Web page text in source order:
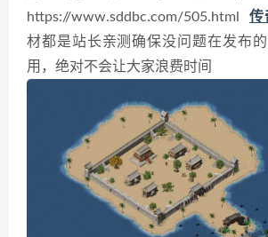
https://www.sddbc.com/505.html 传
材都是站长亲测确保没问题在发布
用，绝对不会让大家浪费时间